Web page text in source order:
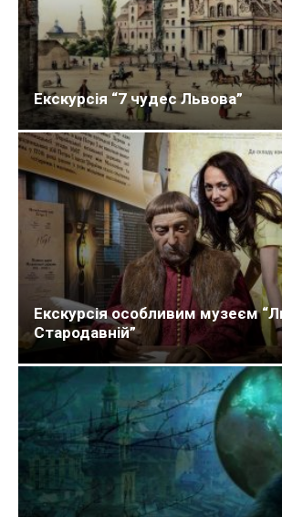
Екскурсія “7 чудес Львова”
Екскурсія особливим музеєм
Стародавній”